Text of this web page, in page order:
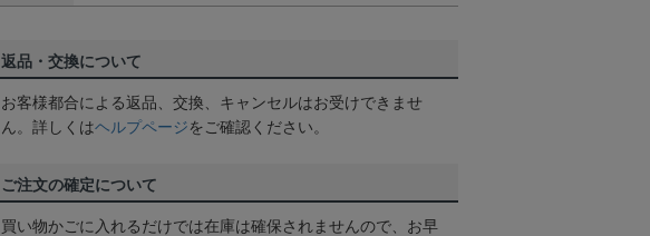
返品・交換について
お客様都合による返品、交換、キャンセルはお受けできませ
ん。詳しくはヘルプページをご確認ください。
ご注文の確定について
買い物かごに入れるだけでは在庫は確保されませんので、お早